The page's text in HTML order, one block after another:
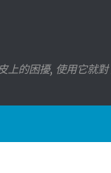
上的困擾, 使用它就